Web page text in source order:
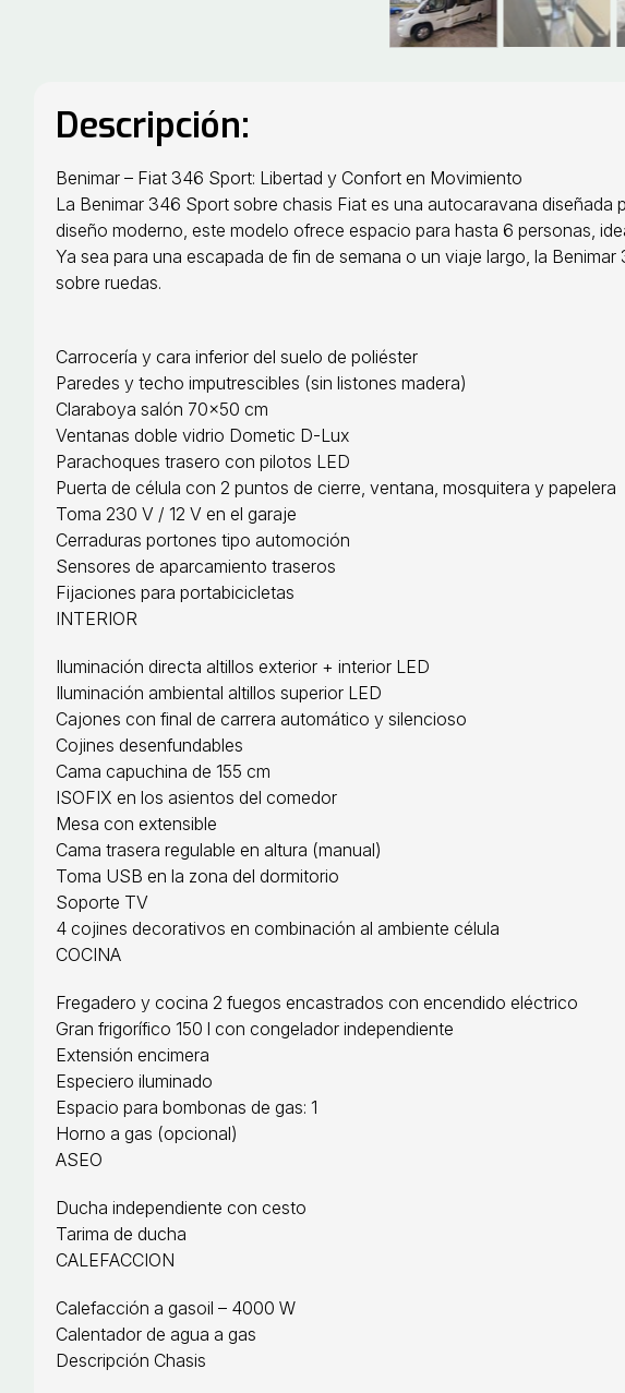
Descripción:
Benimar – Fiat 346 Sport: Libertad y Confort en Movimiento
La Benimar 346 Sport sobre chasis Fiat es una autocaravana
diseño moderno, este modelo ofrece espacio para hasta 6 personas,
Ya sea para una escapada de fin de semana o un viaje largo, la
sobre ruedas.
Carrocería y cara inferior del suelo de poliéster
Paredes y techo imputrescibles (sin listones madera)
Claraboya salón 70×50 cm
Ventanas doble vidrio Dometic D-Lux
Parachoques trasero con pilotos LED
Puerta de célula con 2 puntos de cierre, ventana, mosquitera y papelera
Toma 230 V / 12 V en el garaje
Cerraduras portones tipo automoción
Sensores de aparcamiento traseros
Fijaciones para portabicicletas
INTERIOR
Iluminación directa altillos exterior + interior LED
Iluminación ambiental altillos superior LED
Cajones con final de carrera automático y silencioso
Cojines desenfundables
Cama capuchina de 155 cm
ISOFIX en los asientos del comedor
Mesa con extensible
Cama trasera regulable en altura (manual)
Toma USB en la zona del dormitorio
Soporte TV
4 cojines decorativos en combinación al ambiente célula
COCINA
Fregadero y cocina 2 fuegos encastrados con encendido eléctrico
Gran frigorífico 150 l con congelador independiente
Extensión encimera
Especiero iluminado
Espacio para bombonas de gas: 1
Horno a gas (opcional)
ASEO
Ducha independiente con cesto
Tarima de ducha
CALEFACCION
Calefacción a gasoil – 4000 W
Calentador de agua a gas
Descripción Chasis